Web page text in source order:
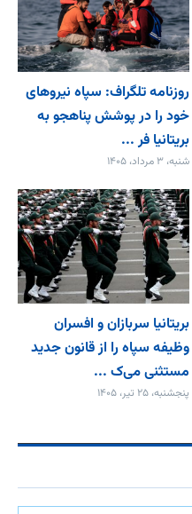
روزنامه تلگراف: سپاه نیروهای
خود را در پوشش پناهجو به
بریتانیا فر ...
شنبه، ۳ مرداد، ۱۴۰۵
بریتانیا سربازان و افسران
وظیفه سپاه را از قانون جدید
مستثنی می‌ک ...
پنجشنبه، ۲۵ تیر، ۱۴۰۵